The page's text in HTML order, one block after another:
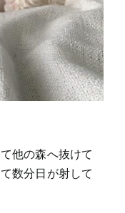
他の森へ抜けて
数分日が射して